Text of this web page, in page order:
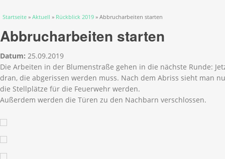
Sie sind hier
Startseite » Aktuell » Rückblick 2019 » Abbrucharbeiten starten
Abbrucharbeiten starten
Datum: 25.09.2019
Die Arbeiten in der Blumenstraße gehen in die nächste Runde:
dran, die abgerissen werden muss. Nach dem Abriss sieht man
die Stellplätze für die Feuerwehr werden.
Außerdem werden die Türen zu den Nachbarn verschlossen.